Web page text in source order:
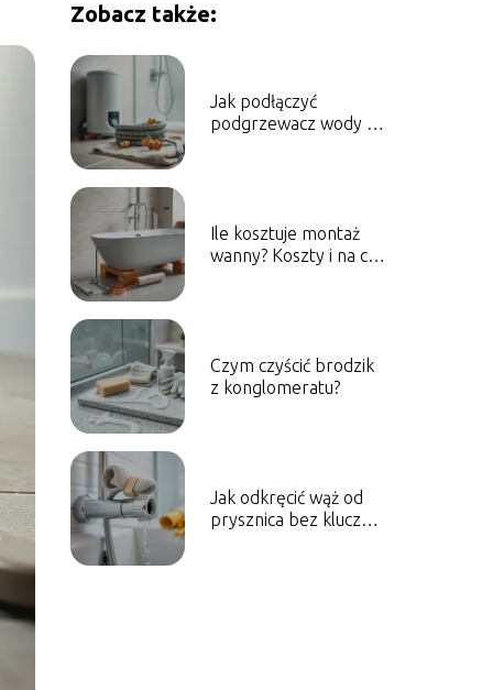
Zobacz także:
Jak podłączyć
podgrzewacz wody do
Ile kosztuje montaż
wanny? Koszty i na co
Czym czyścić brodzik
z konglomeratu?
Jak odkręcić wąż od
prysznica bez klucza?